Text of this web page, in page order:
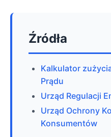
Źródła
Kalkulator
Prądu
Urząd Regulacji
Urząd Ochrony
Konsumentów